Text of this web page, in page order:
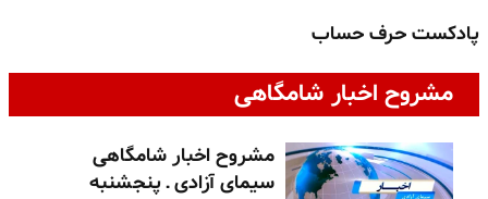
پادکست حرف حساب
مشروح اخبار شامگاهی
مشروح اخبار شامگاهی
سیمای آزادی ـ پنجشنبه